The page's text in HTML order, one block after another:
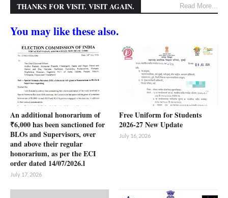
THANKS FOR VISIT. VISIT AGAIN. Read More...
You may like these also.
An additional honorarium of
₹6,000 has been sanctioned for
BLOs and Supervisors, over
and above their regular
honorarium, as per the ECI
order dated 14/07/2026.l
July 17, 2026
Free Uniform for Students
2026-27 New Update
July 16, 2026